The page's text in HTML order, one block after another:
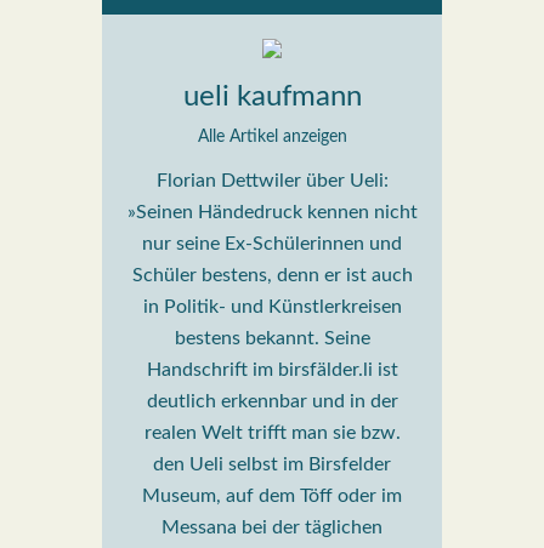
ueli kaufmann
Alle Artikel anzeigen
Florian Dettwiler über Ueli:
»Seinen Händedruck kennen nicht
nur seine Ex-Schülerinnen und
Schüler bestens, denn er ist auch
in Politik- und Künstlerkreisen
bestens bekannt. Seine
Handschrift im birsfälder.li ist
deutlich erkennbar und in der
realen Welt trifft man sie bzw.
den Ueli selbst im Birsfelder
Museum, auf dem Töff oder im
Messana bei der täglichen